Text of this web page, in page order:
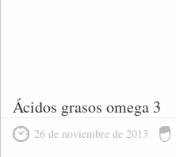
Ácidos grasos omega 3
26 de noviembre de 2013